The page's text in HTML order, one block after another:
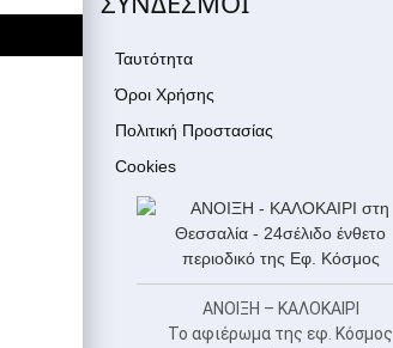
Ταυτότητα
Όροι Χρήσης
Πολιτική Προστασίας
Cookies
ΑΝΟΙΞΗ – ΚΑΛΟΚΑΙΡΙ
Το αφιέρωμα της εφ. Κόσμος